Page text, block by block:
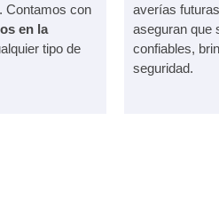
Contamos con
en la
tipo de
averías
aseguran que
confiables,
seguridad.